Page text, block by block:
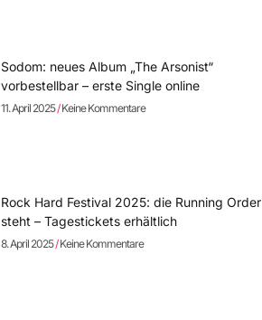
Sodom: neues Album „The Arsonist“
vorbestellbar – erste Single online
11. April 2025 Keine Kommentare
Rock Hard Festival 2025: die Running Order
steht – Tagestickets erhältlich
8. April 2025 Keine Kommentare